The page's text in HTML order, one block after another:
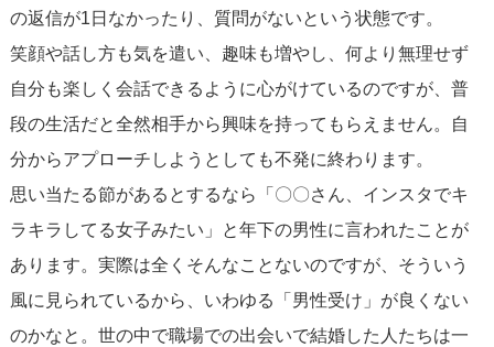
の返信が1日なかったり、質問がないという状態です。
笑顔や話し方も気を遣い、趣味も増やし、何より無理せず
自分も楽しく会話できるように心がけているのですが、普
段の生活だと全然相手から興味を持ってもらえません。自
分からアプローチしようとしても不発に終わります。
思い当たる節があるとするなら「〇〇さん、インスタでキ
ラキラしてる女子みたい」と年下の男性に言われたことが
あります。実際は全くそんなことないのですが、そういう
風に見られているから、いわゆる「男性受け」が良くない
のかなと。世の中で職場での出会いで結婚した人たちは一